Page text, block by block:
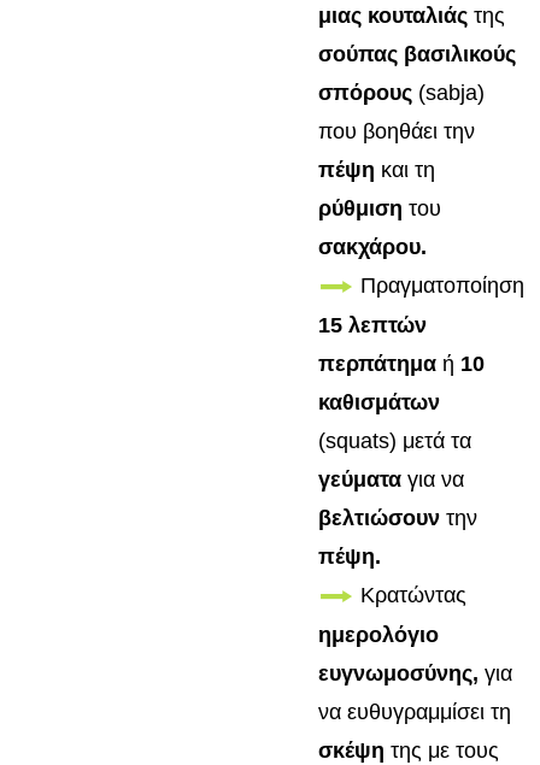
μιας κουταλιάς της
σούπας βασιλικούς
σπόρους (sabja)
που βοηθάει την
πέψη και τη
ρύθμιση του
σακχάρου.
Πραγματοποίηση
15 λεπτών
περπάτημα ή 10
καθισμάτων
(squats) μετά τα
γεύματα για να
βελτιώσουν την
πέψη.
Κρατώντας
ημερολόγιο
ευγνωμοσύνης, για
να ευθυγραμμίσει τη
σκέψη της με τους